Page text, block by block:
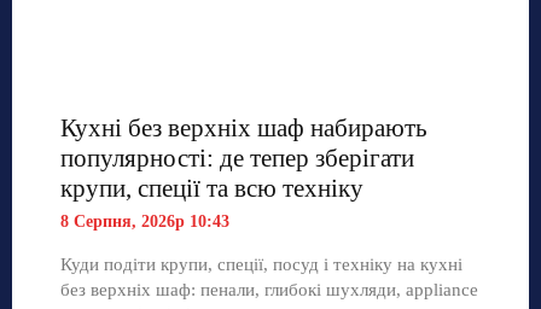
Кухні без верхніх шаф набирають
популярності: де тепер зберігати
крупи, спеції та всю техніку
8 Серпня, 2026р 10:43
Куди подіти крупи, спеції, посуд і техніку на кухні
без верхніх шаф: пенали, глибокі шухляди, appliance